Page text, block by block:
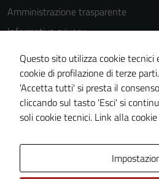
Amministrazione trasparente
Informativa privacy
Cookie Policy
Note legali
Dichiarazione di accessibilità
Piano di miglioramento del sito
Questo sito utilizza cookie tecnici
cookie di profilazione di terze
'Accetta tutti' si presta il
cliccando sul tasto 'Esci' si
soli cookie tecnici. Link alla